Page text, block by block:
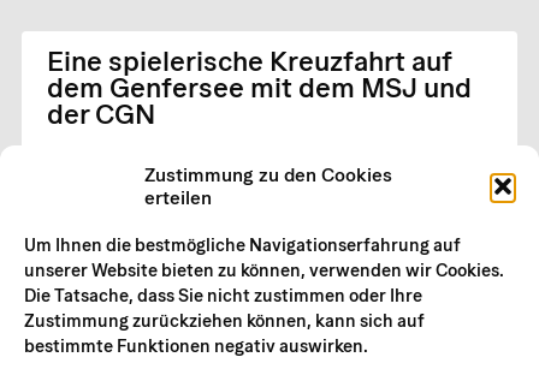
Zustimmung zu den Cookies
erteilen
Um Ihnen die bestmögliche Navigationserfahrung auf
unserer Website bieten zu können, verwenden wir Cookies.
Die Tatsache, dass Sie nicht zustimmen oder Ihre
Zustimmung zurückziehen können, kann sich auf
bestimmte Funktionen negativ auswirken.
Eine spielerische Kreuzfahrt auf
dem Genfersee mit dem MSJ und
der CGN
3 Juni 2026